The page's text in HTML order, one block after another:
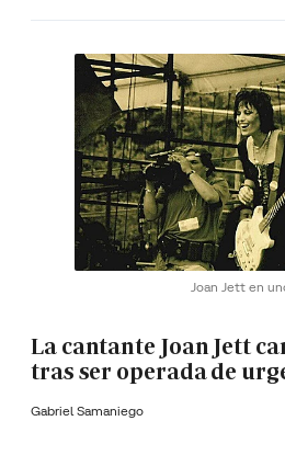
Joan Jett en
La cantante Joan Jett
tras ser operada de
Gabriel Samaniego